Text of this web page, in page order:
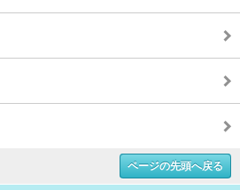
ページの先頭へ戻る